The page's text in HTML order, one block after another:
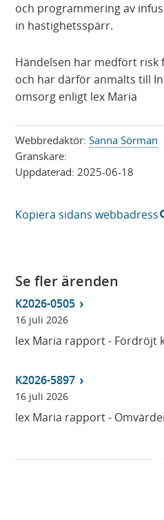
och programmering av
in hastighetsspärr.
Händelsen har medfört risk
och har därför anmälts till
omsorg enligt lex Maria
Webbredaktör:Sanna Sörman
Granskare:
Uppdaterad:2025-06-18
Kopiera sidans webbadress
Se fler ärenden
K2026-0505
16 juli 2026
lex Maria rapport - Fördröjt
K2026-5897
16 juli 2026
lex Maria rapport -